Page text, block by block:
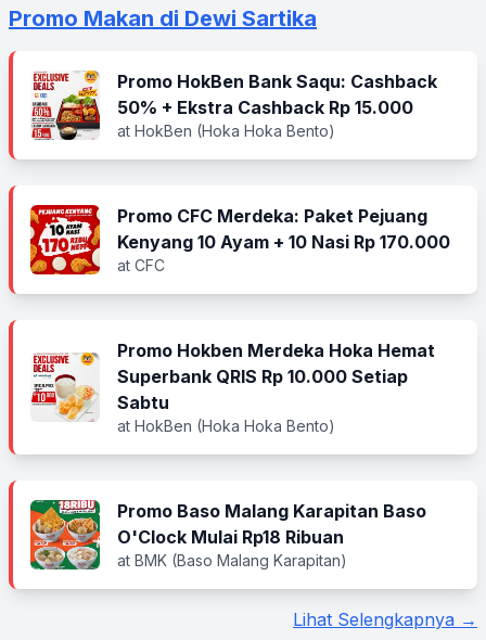
Promo Makan di Dewi Sartika
Promo HokBen Bank Saqu: Cashback
50% + Ekstra Cashback Rp 15.000
at HokBen (Hoka Hoka Bento)
Promo CFC Merdeka: Paket Pejuang
Kenyang 10 Ayam + 10 Nasi Rp 170.000
at CFC
Promo Hokben Merdeka Hoka Hemat
Superbank QRIS Rp 10.000 Setiap
Sabtu
at HokBen (Hoka Hoka Bento)
Promo Baso Malang Karapitan Baso
O'Clock Mulai Rp18 Ribuan
at BMK (Baso Malang Karapitan)
Lihat Selengkapnya →